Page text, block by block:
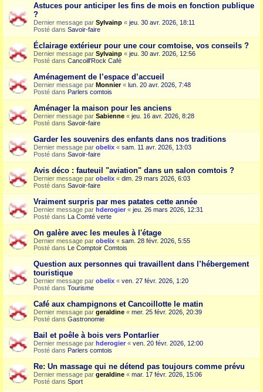
Astuces pour anticiper les fins de mois en fonction publique
?
Dernier message par Sylvainp « jeu. 30 avr. 2026, 18:11
Posté dans Savoir-faire
Éclairage extérieur pour une cour comtoise, vos conseils ?
Dernier message par Sylvainp « jeu. 30 avr. 2026, 12:56
Posté dans Cancoill'Rock Café
Aménagement de l’espace d’accueil
Dernier message par Monnier« lun. 20 avr. 2026, 7:48
Posté dans Parlers comtois
Aménager la maison pour les anciens
Dernier message par Sabienne « jeu. 16 avr. 2026, 8:28
Posté dans Savoir-faire
Garder les souvenirs des enfants dans nos traditions
Dernier message par obelix « sam. 11 avr. 2026, 13:03
Posté dans Savoir-faire
Avis déco : fauteuil "aviation" dans un salon comtois ?
Dernier message par obelix « dim. 29 mars 2026, 6:03
Posté dans Savoir-faire
Vraiment surpris par mes patates cette année
Dernier message par hderogier « jeu. 26 mars 2026, 12:31
Posté dans La Comté verte
On galère avec les meules à l'étage
Dernier message par obelix « sam. 28 févr. 2026, 5:55
Posté dans Le Comptoir Comtois
Question aux personnes qui travaillent dans l’hébergement
touristique
Dernier message par obelix « ven. 27 févr. 2026, 1:20
Posté dans Tourisme
Café aux champignons et Cancoillotte le matin
Dernier message par geraldine « mer. 25 févr. 2026, 20:39
Posté dans Gastronomie
Bail et poêle à bois vers Pontarlier
Dernier message par hderogier « ven. 20 févr. 2026, 12:00
Posté dans Parlers comtois
Re: Un massage qui ne détend pas toujours comme prévu
Dernier message par geraldine « mar. 17 févr. 2026, 15:06
Posté dans Sport